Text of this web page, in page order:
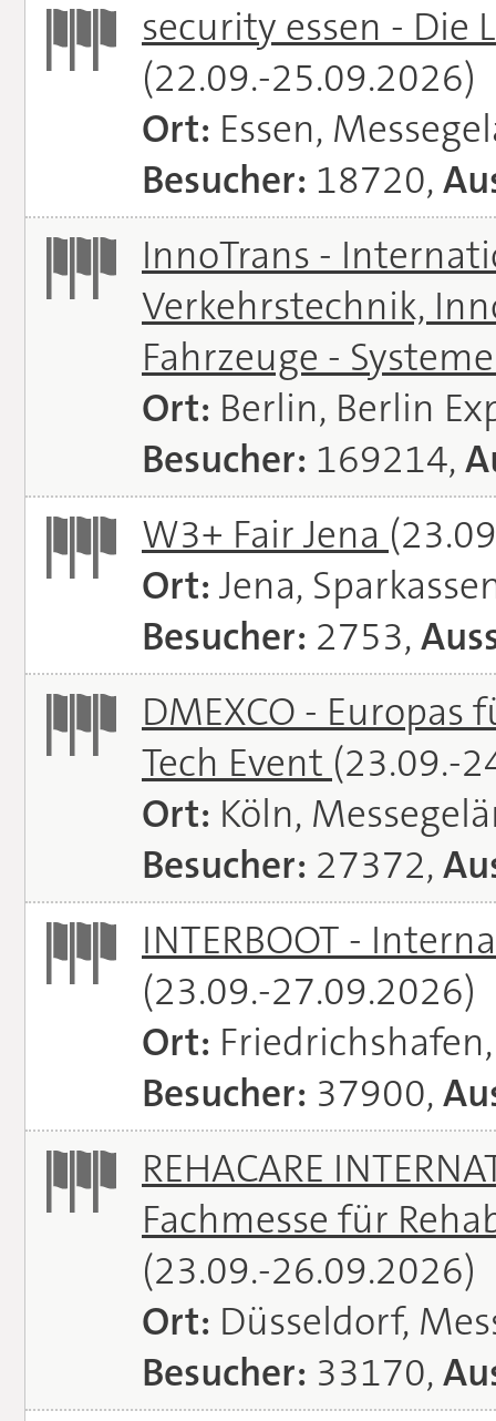
security essen - Die
(22.09.-25.09.2026)
Ort: Essen,
Besucher: 18720,
InnoTrans -
Verkehrstechnik,
Fahrzeuge -
Ort: Berlin, Berlin
Besucher: 169214,
W3+ Fair Jena
Ort: Jena,
Besucher: 2753,
DMEXCO -
Tech Event (23.09.-
Ort: Köln,
Besucher: 27372,
INTERBOOT -
(23.09.-27.09.2026)
Ort:
Besucher: 37900,
REHACARE
Fachmesse für
(23.09.-26.09.2026)
Ort: Düsseldorf,
Besucher: 33170,